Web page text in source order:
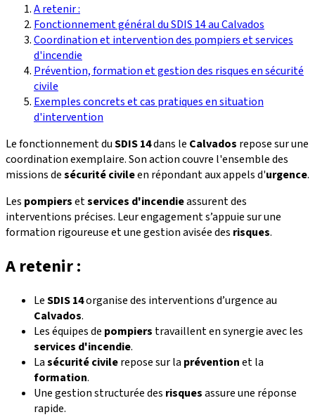
A retenir :
Fonctionnement général du SDIS 14 au Calvados
Coordination et intervention des pompiers et services
d'incendie
Prévention, formation et gestion des risques en sécurité
civile
Exemples concrets et cas pratiques en situation
d'intervention
Le fonctionnement duSDIS 14dans le Calvados repose sur une
coordination exemplaire. Son action couvre l'ensemble des
missions desécurité civileen répondant aux appels d'urgence.
Les pompiersetservices d'incendieassurent des
interventions précises. Leur engagement s’appuie sur une
formation rigoureuse et une gestion avisée des risques.
A retenir :
LeSDIS 14organise des interventions d’urgence au
Calvados.
Les équipes de pompiers travaillent en synergie avec les
services d'incendie.
Lasécurité civilerepose sur la préventionet la
formation.
Une gestion structurée des risquesassure une réponse
rapide.